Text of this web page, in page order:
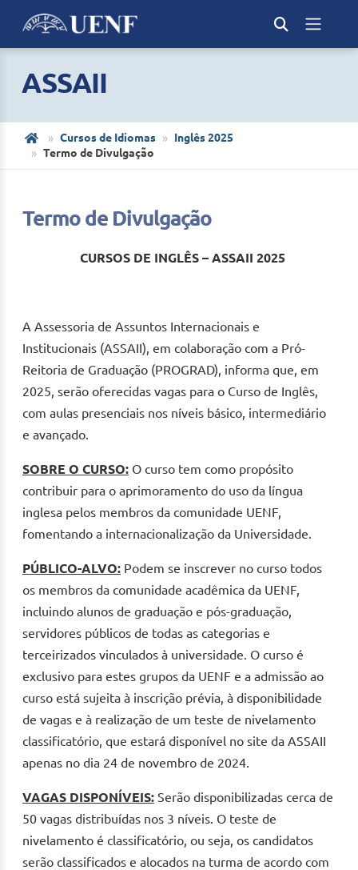
ASSAII
Cursos de Idiomas
Inglês 2025
Termo de Divulgação
Termo de Divulgação
CURSOS DE INGLÊS – ASSAII 2025
A Assessoria de Assuntos Internacionais e
Institucionais (ASSAII), em colaboração com a Pró-
Reitoria de Graduação (PROGRAD), informa que, em
2025, serão oferecidas vagas para o Curso de Inglês,
com aulas presenciais nos níveis básico, intermediário
e avançado.
SOBRE O CURSO: O curso tem como propósito
contribuir para o aprimoramento do uso da língua
inglesa pelos membros da comunidade UENF,
fomentando a internacionalização da Universidade.
PÚBLICO-ALVO: Podem se inscrever no curso todos
os membros da comunidade acadêmica da UENF,
incluindo alunos de graduação e pós-graduação,
servidores públicos de todas as categorias e
terceirizados vinculados à universidade. O curso é
exclusivo para estes grupos da UENF e a admissão ao
curso está sujeita à inscrição prévia, à disponibilidade
de vagas e à realização de um teste de nivelamento
classificatório, que estará disponível no site da ASSAII
apenas no dia 24 de novembro de 2024.
VAGAS DISPONÍVEIS: Serão disponibilizadas cerca de
50 vagas distribuídas nos 3 níveis. O teste de
nivelamento é classificatório, ou seja, os candidatos
serão classificados e alocados na turma de acordo com